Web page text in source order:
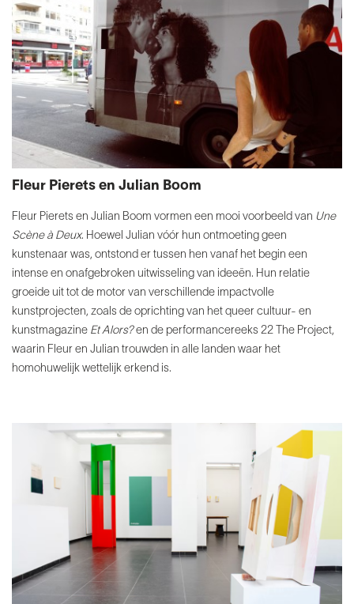
Fleur Pierets en Julian Boom
Fleur Pierets en Julian Boom vormen een mooi voorbeeld van Une
Scène à Deux. Hoewel Julian vóór hun ontmoeting geen
kunstenaar was, ontstond er tussen hen vanaf het begin een
intense en onafgebroken uitwisseling van ideeën. Hun relatie
groeide uit tot de motor van verschillende impactvolle
kunstprojecten, zoals de oprichting van het queer cultuur- en
kunstmagazine Et Alors?en de performancereeks 22 The Project,
waarin Fleur en Julian trouwden in alle landen waar het
homohuwelijk wettelijk erkend is.